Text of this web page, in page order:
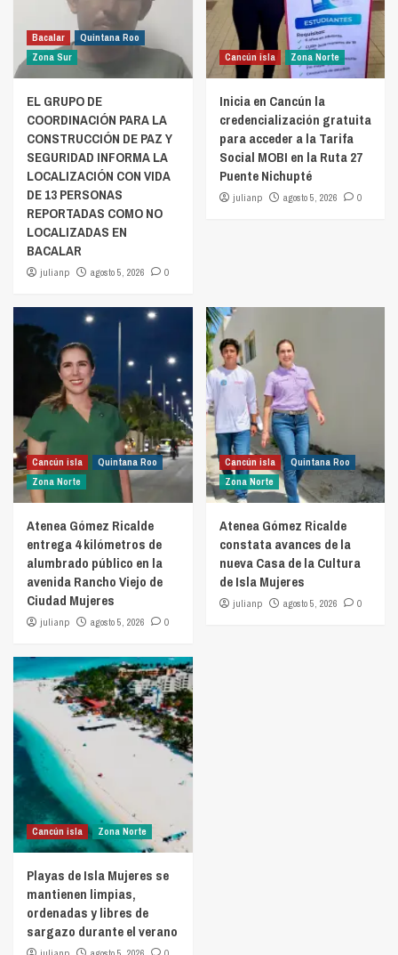
Bacalar
Quintana Roo
Zona Sur
EL GRUPO DE
COORDINACIÓN PARA LA
CONSTRUCCIÓN DE PAZ Y
SEGURIDAD INFORMA LA
LOCALIZACIÓN CON VIDA
DE 13 PERSONAS
REPORTADAS COMO NO
LOCALIZADAS EN
BACALAR
julianp agosto 5, 2026 0
Cancún isla Zona Norte
Inicia en Cancún la
credencialización gratuita
para acceder a la Tarifa
Social MOBI en la Ruta 27
Puente Nichupté
julianp agosto 5, 2026 0
Cancún isla
Quintana Roo
Zona Norte
Atenea Gómez Ricalde
entrega 4 kilómetros de
alumbrado público en la
avenida Rancho Viejo de
Ciudad Mujeres
julianp agosto 5, 2026 0
Cancún isla
Quintana Roo
Zona Norte
Atenea Gómez Ricalde
constata avances de la
nueva Casa de la Cultura
de Isla Mujeres
julianp agosto 5, 2026 0
Cancún isla Zona Norte
Playas de Isla Mujeres se
mantienen limpias,
ordenadas y libres de
sargazo durante el verano